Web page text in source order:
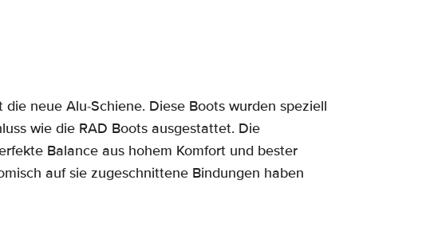
neue Alu-Schiene. Diese Boots wurden speziell
wie die RAD Boots ausgestattet. Die
Balance aus hohem Komfort und bester
auf sie zugeschnittene Bindungen haben